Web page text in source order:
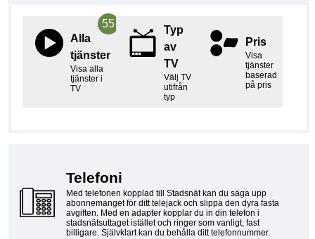
Alla
tjänster
Visa alla
tjänster i
TV
55
Typ
av
TV
Välj TV
utifrån
typ
Pris
Visa
tjänster
baserad
på pris
Telefoni
Med telefonen kopplad till Stadsnät kan du säga upp
abonnemanget för ditt telejack och slippa den dyra fasta
avgiften. Med en adapter kopplar du in din telefon i
stadsnätsuttaget istället och ringer som vanligt, fast
billigare. Självklart kan du behålla ditt telefonnummer.